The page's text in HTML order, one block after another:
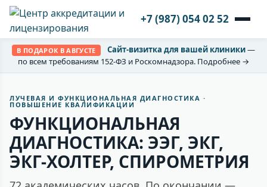
+7 (987) 054 02 52
В ПОДАРОК В АВГУСТЕ Сайт-визитка для вашей клиники—
по всем требованиям 152-ФЗ и Роскомнадзора. Подробнее →
ЛУЧЕВАЯ И ФУНКЦИОНАЛЬНАЯ ДИАГНОСТИКА ·
ПОВЫШЕНИЕ КВАЛИФИКАЦИИ
ФУНКЦИОНАЛЬНАЯ
ДИАГНОСТИКА: ЭЭГ, ЭКГ,
ЭКГ-ХОЛТЕР, СПИРОМЕТРИЯ